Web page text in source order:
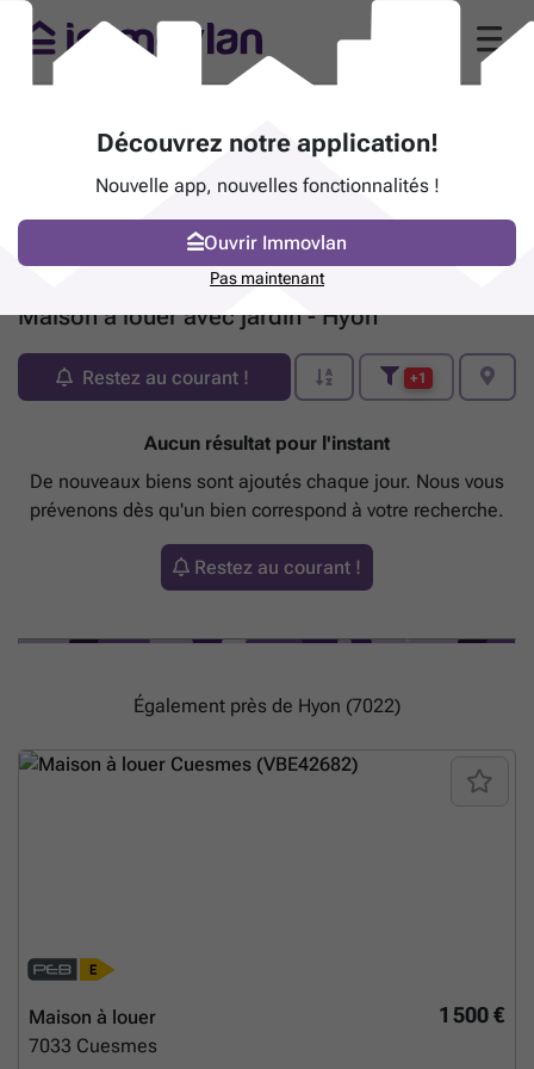
Maison à louer avec jardin - Hyon
Restez au courant ! +1
Aucun résultat pour l'instant
De nouveaux biens sont ajoutés chaque jour. Nous vous
prévenons dès qu'un bien correspond à votre recherche.
Restez au courant !
Également près de Hyon (7022)
1 500 €
Maison à louer
7033 Cuesmes
Découvrez notre application!
Nouvelle app, nouvelles fonctionnalités !
Ouvrir Immovlan
Pas maintenant